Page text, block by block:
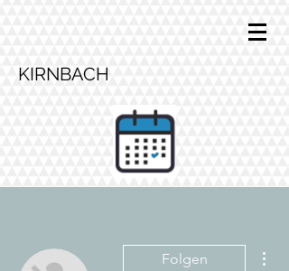
KIRNBACH
Folgen